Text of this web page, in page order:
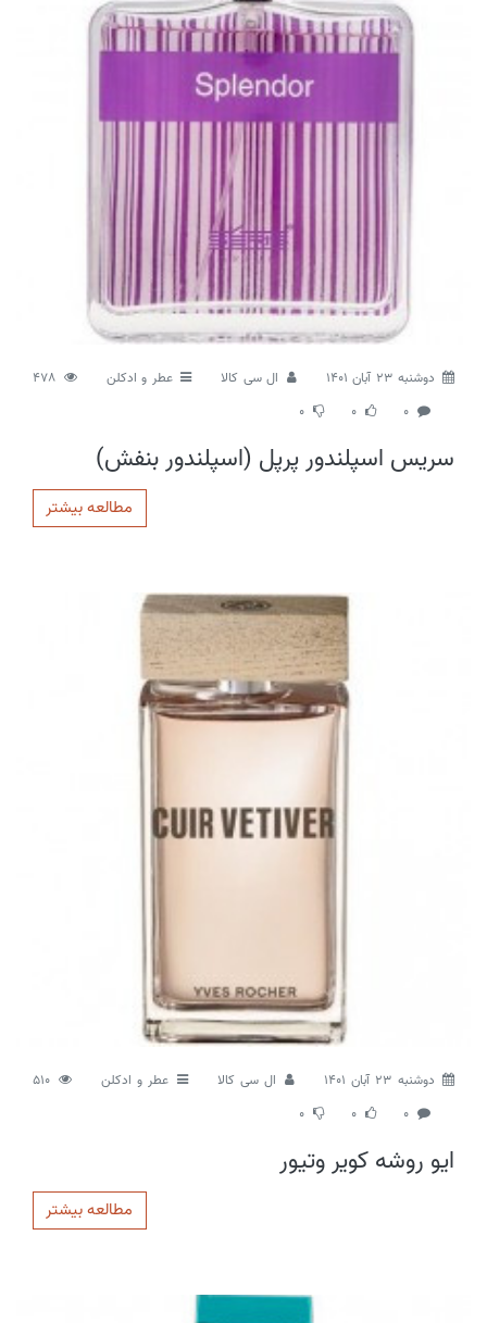
دوشنبه 23 آبان 1401 ال سی کالا عطر و ادکلن
478
0
0
0
سریس اسپلندور پرپل (اسپلندور بنفش)
مطالعه بیشتر
دوشنبه 23 آبان 1401 ال سی کالا عطر و ادکلن
510
0
0
0
ایو روشه کویر وتیور
مطالعه بیشتر